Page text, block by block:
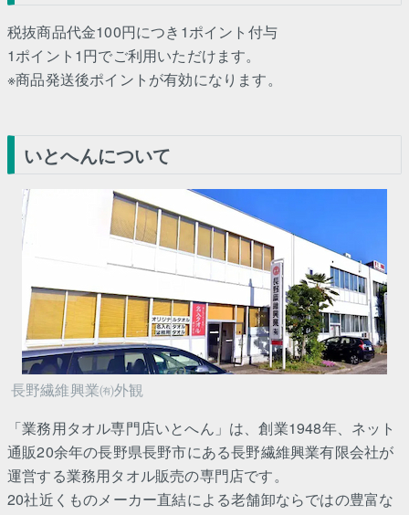
税抜商品代金100円につき1ポイント付与
1ポイント1円でご利用いただけます。
※商品発送後ポイントが有効になります。
いとへんについて
長野繊維興業㈲外観
「業務用タオル専門店いとへん」は、創業1948年、ネット
通販20余年の長野県長野市にある長野繊維興業有限会社が
運営する業務用タオル販売の専門店です。
20社近くものメーカー直結による老舗卸ならではの豊富な